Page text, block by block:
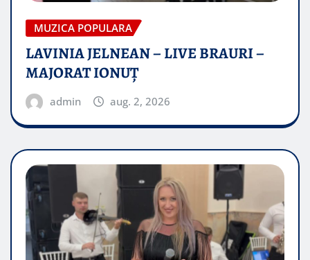
MUZICA POPULARA
LAVINIA JELNEAN – LIVE BRAURI –
MAJORAT IONUŢ
admin aug. 2, 2026